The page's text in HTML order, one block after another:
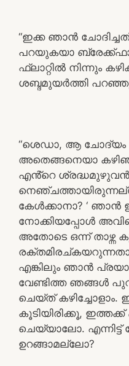
“ഇക്ക ഞാൻ ചോദിച്ചത്
പറയുകയാ
ഫ്ലാറ്റിൽ നിന്നും
ശബ്ദമുയർത്തി
“ശെഡാ, ആ ചോദ്യം
അതെങ്ങനെയാ
എൻ്റെ
കേൾക്കാനാ? ‘
നോക്കിയപ്പോൾ
അതോടെ ഒന്ന് താഴ്ന്ന
എങ്കിലും ഞാൻ
വേണ്ടിത്ത ഞങ്ങൾ
ചെയ്ത് കഴിച്ചോളാം.
കൂടിയിരിക്കൂ,
ചെയ്യാലോ.
ഉറങ്ങാമല്ലോ?